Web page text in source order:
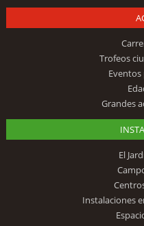
Trofeos
Grandes
El
Instalaciones